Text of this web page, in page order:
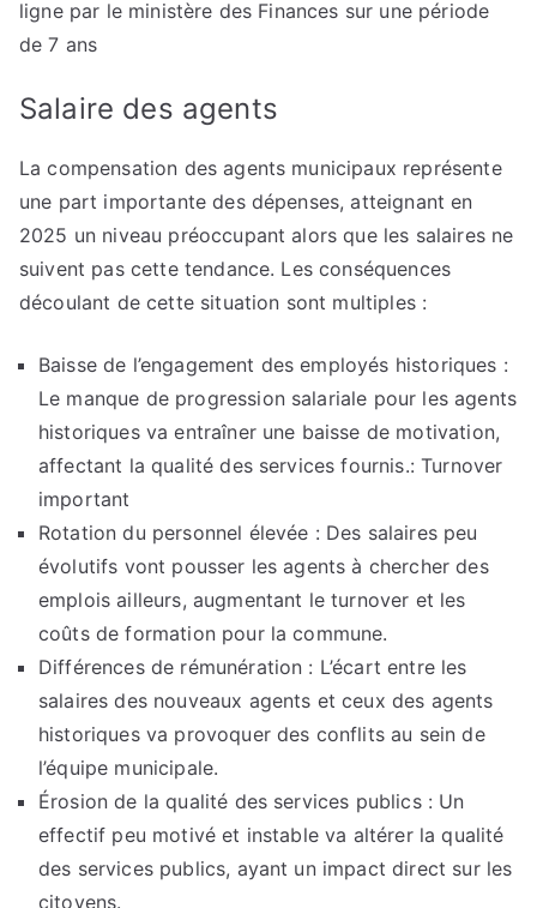
ligne par le ministère des Finances sur une période
de 7 ans
Salaire des agents
La compensation des agents municipaux représente
une part importante des dépenses, atteignant en
2025 un niveau préoccupant alors que les salaires ne
suivent pas cette tendance. Les conséquences
découlant de cette situation sont multiples :
Baisse de l’engagement des employés historiques :
Le manque de progression salariale pour les agents
historiques va entraîner une baisse de motivation,
affectant la qualité des services fournis.: Turnover
important
Rotation du personnel élevée : Des salaires peu
évolutifs vont pousser les agents à chercher des
emplois ailleurs, augmentant le turnover et les
coûts de formation pour la commune.
Différences de rémunération : L’écart entre les
salaires des nouveaux agents et ceux des agents
historiques va provoquer des conflits au sein de
l’équipe municipale.
Érosion de la qualité des services publics : Un
effectif peu motivé et instable va altérer la qualité
des services publics, ayant un impact direct sur les
citoyens.